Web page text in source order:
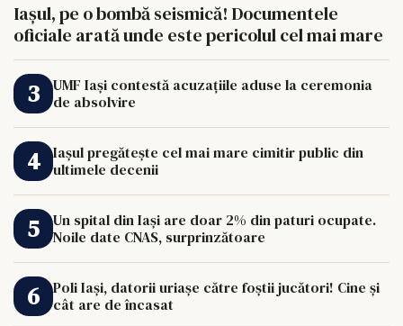
Iașul, pe o bombă seismică! Documentele
oficiale arată unde este pericolul cel mai mare
UMF Iași contestă acuzațiile aduse la ceremonia
de absolvire
Iașul pregătește cel mai mare cimitir public din
ultimele decenii
Un spital din Iași are doar 2% din paturi ocupate.
Noile date CNAS, surprinzătoare
Poli Iași, datorii uriașe către foștii jucători! Cine și
cât are de încasat